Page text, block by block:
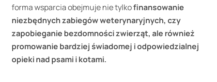
forma wsparcia obejmuje nie tylkofinansowanie
niezbędnych zabiegów weterynaryjnych, czy
zapobieganie bezdomności zwierząt, ale również
promowanie bardziej świadomej i odpowiedzialnej
opieki nad psami i kotami.